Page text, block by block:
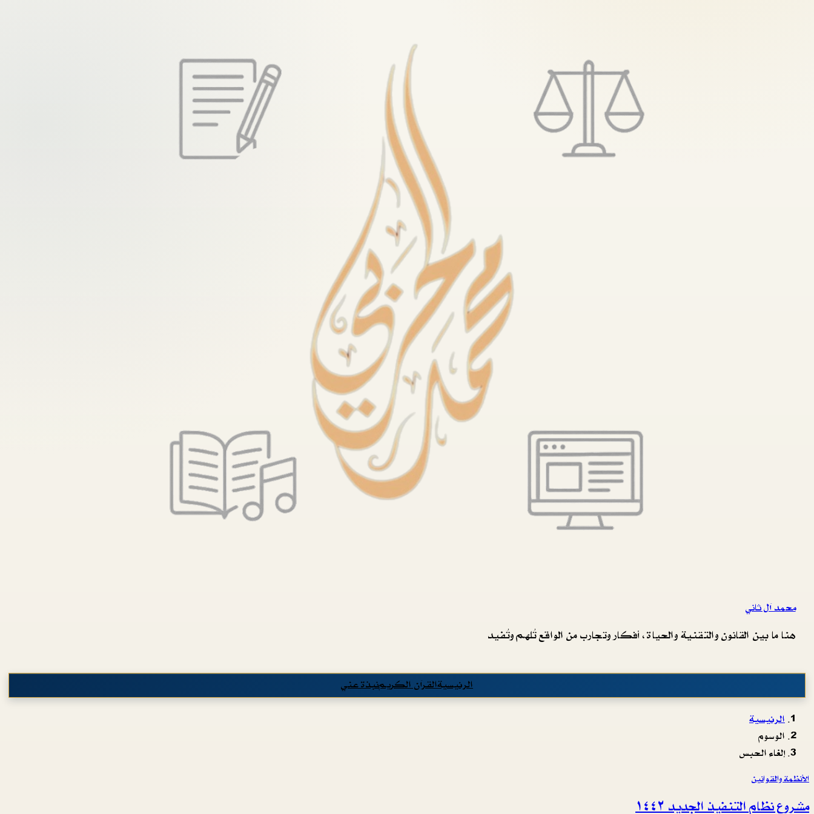
محمد آل ثاني
هنا ما بين القانون والتقنية والحياة، أفكار وتجارب من الواقع تُلهم وتُفيد
الرئيسيةالقرآن الكريمنبذة عني
الرئيسية
الوسوم
إلغاء الحبس
الأنظمة والقوانين
مشروع نظام التنفيذ الجديد ١٤٤٢